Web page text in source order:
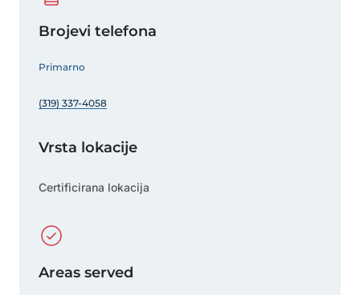
Brojevi telefona
Primarno
(319) 337-4058
Vrsta lokacije
Certificirana lokacija
Areas served